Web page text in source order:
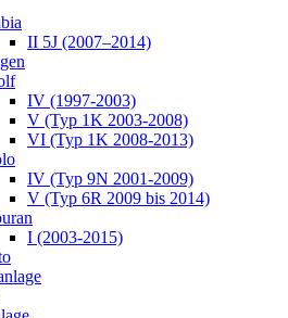
II 5J (2007–2014)
IV (1997-2003)
V (Typ 1K 2003-2008)
VI (Typ 1K 2008-2013)
IV (Typ 9N 2001-2009)
V (Typ 6R 2009 bis 2014)
I (2003-2015)